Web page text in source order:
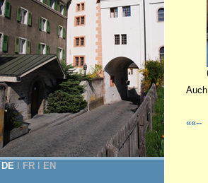
DE FR EN
««--